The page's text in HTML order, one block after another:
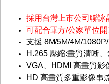
採用台灣上市公司聯詠
可配合軍方/公家單位
支援 8M/5M/4M/
H.265 壓縮:畫質清晰、
VGA、HDMI 高畫質影
HD 高畫質多重影像串